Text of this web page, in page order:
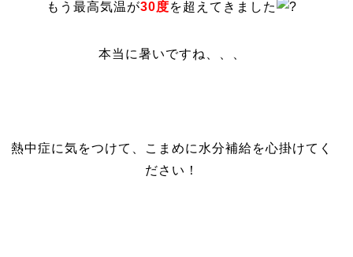
もう最高気温が30度を超えてきました
本当に暑いですね、、、
熱中症に気をつけて、こまめに水分補給を心掛けてく
ださい！